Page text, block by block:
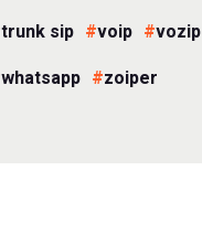
trunk sip
voip
vozip
whatsapp
zoiper